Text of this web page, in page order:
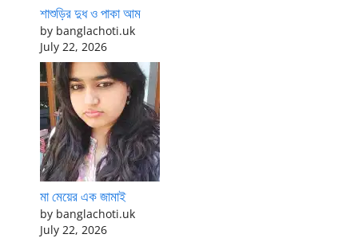
শাশুড়ির দুধ ও পাকা আম
by banglachoti.uk
July 22, 2026
মা মেয়ের এক জামাই
by banglachoti.uk
July 22, 2026